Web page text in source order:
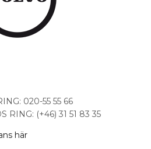
020-55 55 66
RING: (+46) 31 51 83 35
här